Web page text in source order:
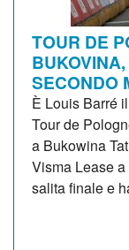
TOUR DE
SECONDO
È Louis Barré
Tour de
a Bukowina
Visma Lease
salita finale e